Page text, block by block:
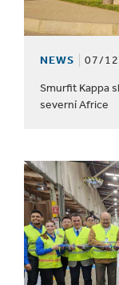
NEWS 07/
Smurfit Kappa
severní Africe